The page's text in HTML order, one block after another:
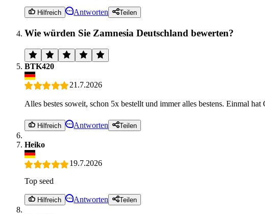
Hilfreich Antworten Teilen
Wie würden Sie Zamnesia Deutschland bewerten?
BTK420
21.7.2026
Alles bestes soweit, schon 5x bestellt und immer alles bestens. Einmal
Hilfreich Antworten Teilen
Heiko
19.7.2026
Top seed
Hilfreich Antworten Teilen